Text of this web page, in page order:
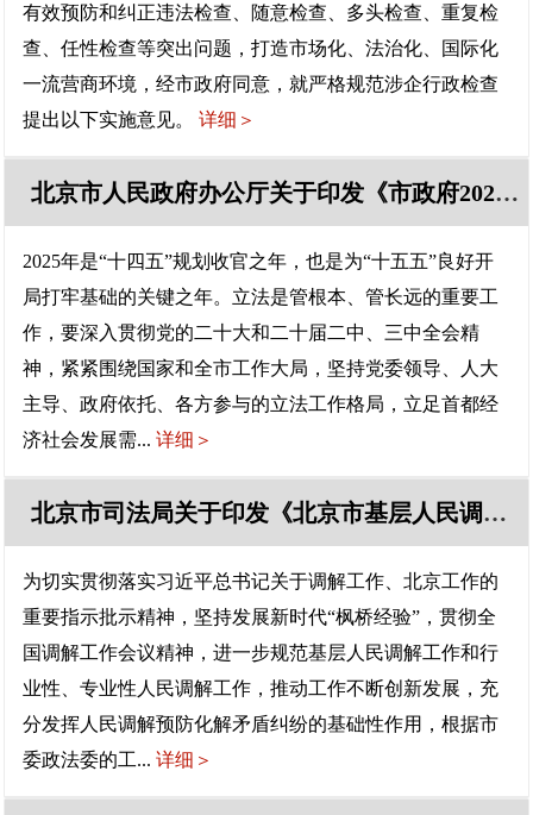
有效预防和纠正违法检查、随意检查、多头检查、重复检
查、任性检查等突出问题，打造市场化、法治化、国际化
一流营商环境，经市政府同意，就严格规范涉企行政检查
提出以下实施意见。详细＞
北京市人民政府办公厅关于印发《市政府2025年立法工作计划》的通知
2025年是“十四五”规划收官之年，也是为“十五五”良好开
局打牢基础的关键之年。立法是管根本、管长远的重要工
作，要深入贯彻党的二十大和二十届二中、三中全会精
神，紧紧围绕国家和全市工作大局，坚持党委领导、人大
主导、政府依托、各方参与的立法工作格局，立足首都经
济社会发展需...详细＞
北京市司法局关于印发《北京市基层人民调解工作指导办法》《北京市行业性专业性人民调解指导办法》的通知
为切实贯彻落实习近平总书记关于调解工作、北京工作的
重要指示批示精神，坚持发展新时代“枫桥经验”，贯彻全
国调解工作会议精神，进一步规范基层人民调解工作和行
业性、专业性人民调解工作，推动工作不断创新发展，充
分发挥人民调解预防化解矛盾纠纷的基础性作用，根据市
委政法委的工...详细＞